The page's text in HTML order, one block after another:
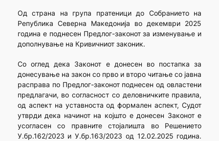
Oд страна на група пратеници до Собранието на
Република Северна Македонија во декември 2025
година е поднесен Предлог-законот за изменување и
дополнување на Кривичниот законик.
Со оглед дека Законот е донесен во постапка за
донесување на закон со прво и второ читање со јавна
расправа по Предлог-законот поднесен од овластени
предлагачи, во согласност со деловничките правила,
од аспект на уставноста од формален аспект, Судот
утврди дека начинот на којшто е донесен Законот е
усогласен со правните стојалишта во Решението
У.бр.162/2023 и У.бр.163/2023 од 12.02.2025 година.